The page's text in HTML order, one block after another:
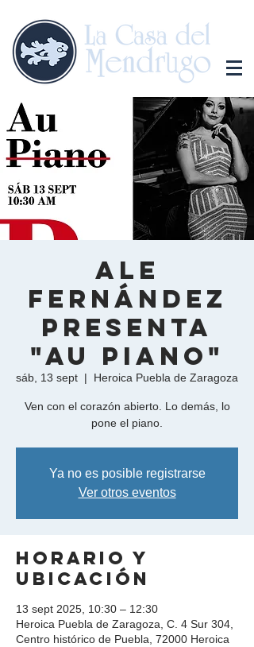
Ale
Fernández
presenta
"Au Piano"
sáb, 13 sept
  |
Heroica Puebla de Zaragoza
Ven con el corazón abierto. Lo demás, lo
pone el piano.
Ya no es posible registrarse
Ver otros eventos
Horario y
ubicación
13 sept 2025, 10:30 – 12:30
Heroica Puebla de Zaragoza, C. 4 Sur 304,
Centro histórico de Puebla, 72000 Heroica